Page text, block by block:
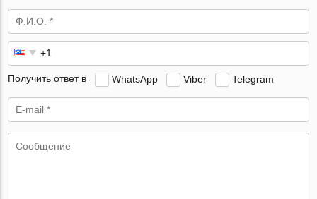
Получить ответ в WhatsApp Viber Telegram